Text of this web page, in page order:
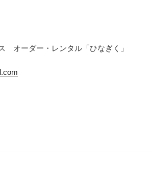
オーダー・レンタル「ひなぎく」